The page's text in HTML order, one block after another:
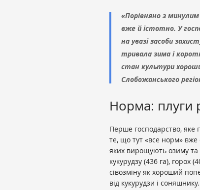
«Порівняно з
вже й істотно. У
на увазі засоби
тривала зима і
стан культури
Слобожанського
Норма: плуги
Перше господарство, яке
те, що тут «все норм»
яких вирощують озиму
кукурудзу (436 га), горох
сівозміну як хороший
від кукурудзи і соняшнику.